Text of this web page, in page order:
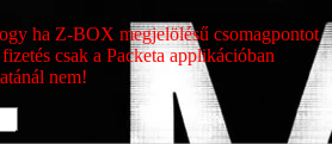
ha Z-BOX megjelölésű csomagpontot
csak a Packeta applikációban
nem!